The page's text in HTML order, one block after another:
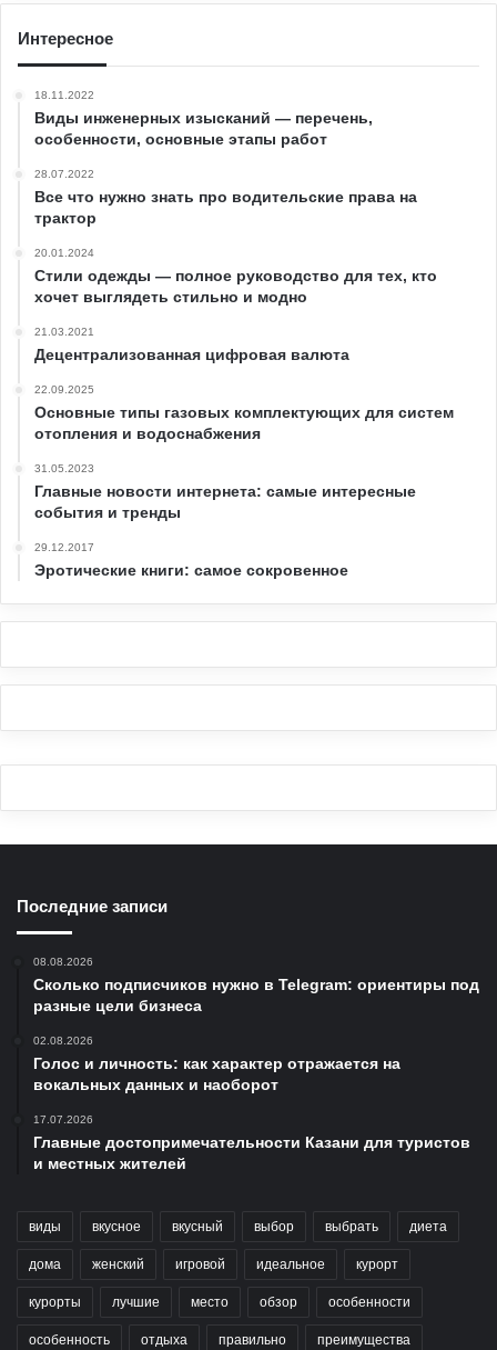
Интересное
18.11.2022
Виды инженерных изысканий — перечень,
особенности, основные этапы работ
28.07.2022
Все что нужно знать про водительские права на
трактор
20.01.2024
Стили одежды — полное руководство для тех, кто
хочет выглядеть стильно и модно
21.03.2021
Децентрализованная цифровая валюта
22.09.2025
Основные типы газовых комплектующих для систем
отопления и водоснабжения
31.05.2023
Главные новости интернета: самые интересные
события и тренды
29.12.2017
Эротические книги: самое сокровенное
Последние записи
08.08.2026
Сколько подписчиков нужно в Telegram: ориентиры под
разные цели бизнеса
02.08.2026
Голос и личность: как характер отражается на
вокальных данных и наоборот
17.07.2026
Главные достопримечательности Казани для туристов
и местных жителей
виды вкусное вкусный выбор выбрать диета
дома женский игровой идеальное курорт
курорты лучшие место обзор особенности
особенность отдыха правильно преимущества